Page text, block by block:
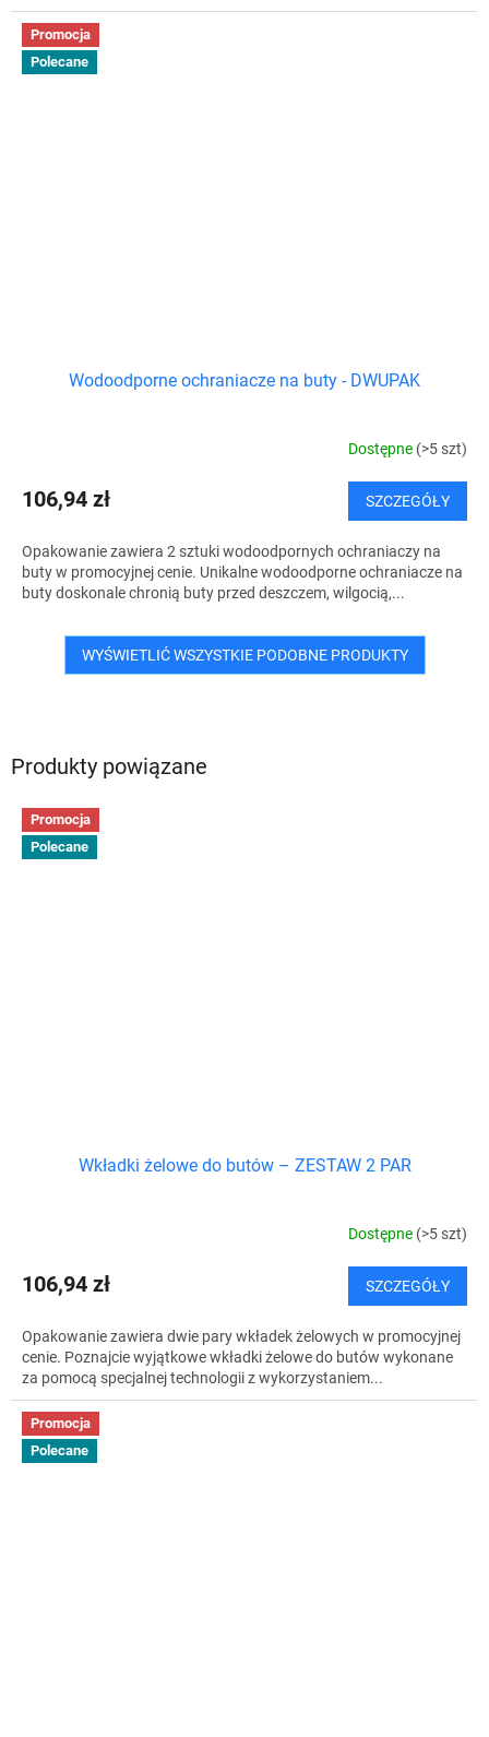
Produkty powiązane
Promocja
Polecane
Wkładki żelowe do butów – ZESTAW 2 PAR
Dostępne (>5 szt)
106,94 zł SZCZEGÓŁY
Opakowanie zawiera dwie pary wkładek żelowych w promocyjnej
cenie. Poznajcie wyjątkowe wkładki żelowe do butów wykonane
za pomocą specjalnej technologii z wykorzystaniem...
Promocja
Polecane
Promocja
Polecane
Wodoodporne ochraniacze na buty - DWUPAK
Dostępne (>5 szt)
106,94 zł SZCZEGÓŁY
Opakowanie zawiera 2 sztuki wodoodpornych ochraniaczy na
buty w promocyjnej cenie. Unikalne wodoodporne ochraniacze na
buty doskonale chronią buty przed deszczem, wilgocią,...
WYŚWIETLIĆ WSZYSTKIE PODOBNE PRODUKTY